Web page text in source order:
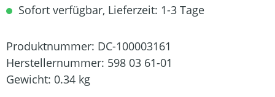
Sofort verfügbar, Lieferzeit: 1-3 Tage
Produktnummer: DC-100003161
Herstellernummer: 598 03 61-01
Gewicht: 0.34 kg